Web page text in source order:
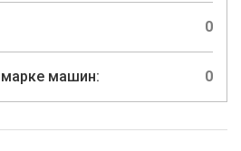
0
машин: 0